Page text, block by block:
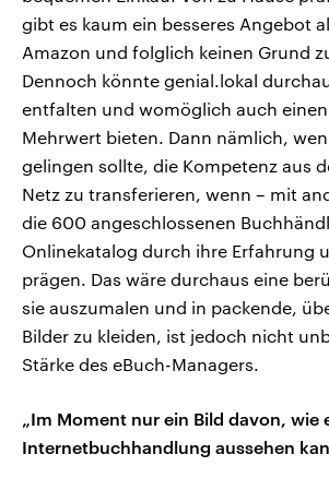
gibt es kaum ein besseres Angebot
Amazon und folglich keinen Grund
Dennoch könnte genial.lokal
entfalten und womöglich auch
Mehrwert bieten. Dann nämlich,
gelingen sollte, die Kompetenz aus
Netz zu transferieren, wenn – mit
die 600 angeschlossenen
Onlinekatalog durch ihre Erfahrung
prägen. Das wäre durchaus eine
sie auszumalen und in packende,
Bilder zu kleiden, ist jedoch nicht
Stärke des eBuch-Managers.
„Im Moment nur ein Bild davon, wie
Internetbuchhandlung aussehen